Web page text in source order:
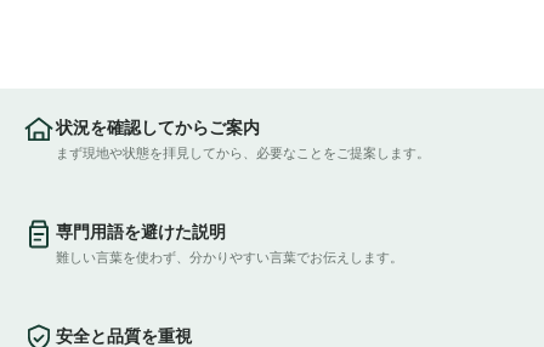
状況を確認してからご案内
まず現地や状態を拝見してから、必要なことをご提案します。
専門用語を避けた説明
難しい言葉を使わず、分かりやすい言葉でお伝えします。
安全と品質を重視